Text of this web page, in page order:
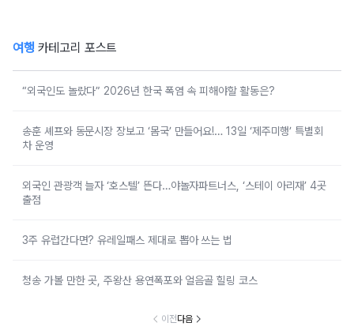
여행 카테고리 포스트
“외국인도 놀랐다” 2026년 한국 폭염 속 피해야할 활동은?
송훈 셰프와 동문시장 장보고 ‘몸국’ 만들어요!… 13일 ‘제주미행’ 특별회
차 운영
외국인 관광객 늘자 ‘호스텔’ 뜬다…야놀자파트너스, ‘스테이 아리재’ 4곳
출점
3주 유럽간다면? 유레일패스 제대로 뽑아 쓰는 법
청송 가볼 만한 곳, 주왕산 용연폭포와 얼음골 힐링 코스
이전다음